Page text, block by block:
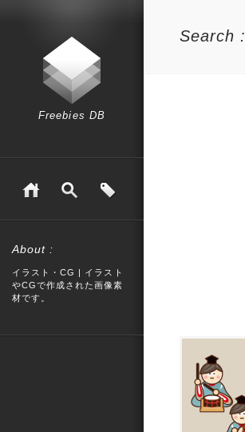
Freebies DB
About :
イラスト・CG | イラスト
やCGで作成された画像素
材です。
Search :